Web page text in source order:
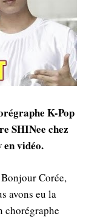
K-Pop
SHINee chez
vidéo.
Corée,
avons eu la
chorégraphe